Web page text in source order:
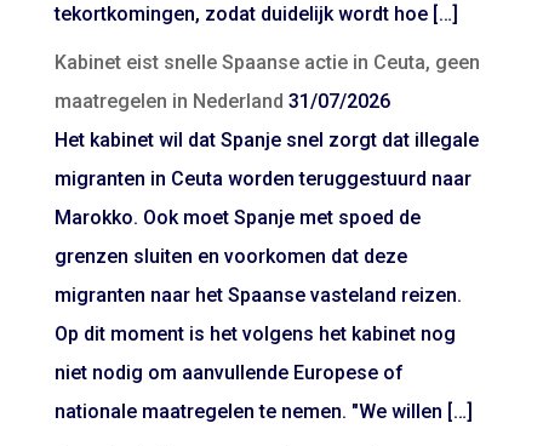
tekortkomingen, zodat duidelijk wordt hoe […]
Kabinet eist snelle Spaanse actie in Ceuta, geen
maatregelen in Nederland 31/07/2026
Het kabinet wil dat Spanje snel zorgt dat illegale
migranten in Ceuta worden teruggestuurd naar
Marokko. Ook moet Spanje met spoed de
grenzen sluiten en voorkomen dat deze
migranten naar het Spaanse vasteland reizen.
Op dit moment is het volgens het kabinet nog
niet nodig om aanvullende Europese of
nationale maatregelen te nemen. "We willen […]